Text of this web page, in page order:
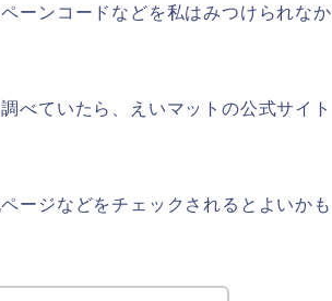
ーンコードなどを私はみつけられなか
べていたら、えいマットの公式サイト
ージなどをチェックされるとよいかも